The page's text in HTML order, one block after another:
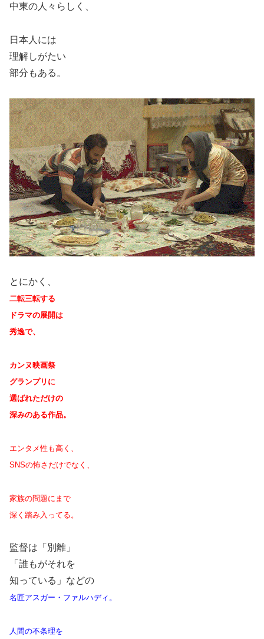
中東の人々らしく、
日本人には
理解しがたい
部分もある。
とにかく、
二転三転する
ドラマの展開は
秀逸で、
カンヌ映画祭
グランプリに
選ばれただけの
深みのある作品。
エンタメ性も高く、
SNSの怖さだけでなく、
家族の問題にまで
深く踏み入ってる。
監督は「別離」
「誰もがそれを
知っている」などの
名匠アスガー・ファルハディ。
人間の不条理を